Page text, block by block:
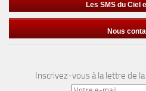
Les SMS du Ciel
Nous
Inscrivez-vous à la lettre de